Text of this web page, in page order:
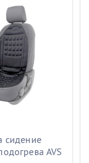
сидение
AVS